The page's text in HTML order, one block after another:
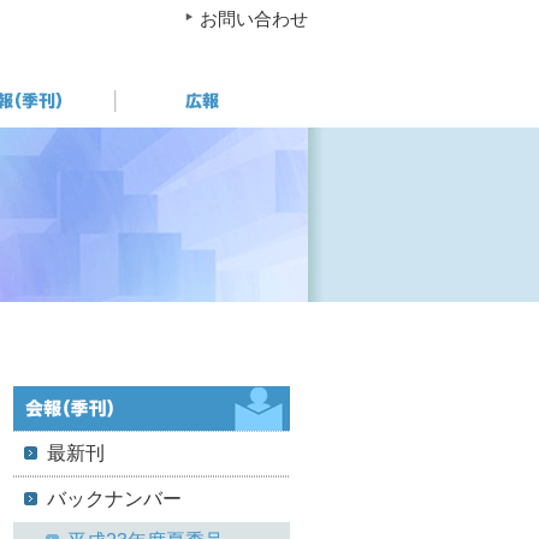
お問い合わせ
最新刊
バックナンバー